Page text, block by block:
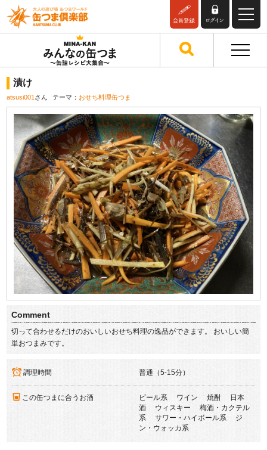
漬け
atsusi001 さん テーマ： おせち料理缶つま
Comment
切って合わせるだけのおいしいおせち料理の逸品ができます。 おいしい簡
単おつまみです。
調理時間 普通（5-15分）
この缶つまに合うお酒
ビール系 ワイン 焼酎 日本
酒 ウィスキー 梅酒・カクテル
系 サワー・ハイボール系 ジ
ン・ウォッカ系